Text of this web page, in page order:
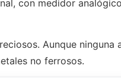
con medidor
Aunque ninguna
no ferrosos.